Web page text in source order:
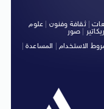
|ثقافة وفنون
علوم
صور
الاستخدام| المساعدة|